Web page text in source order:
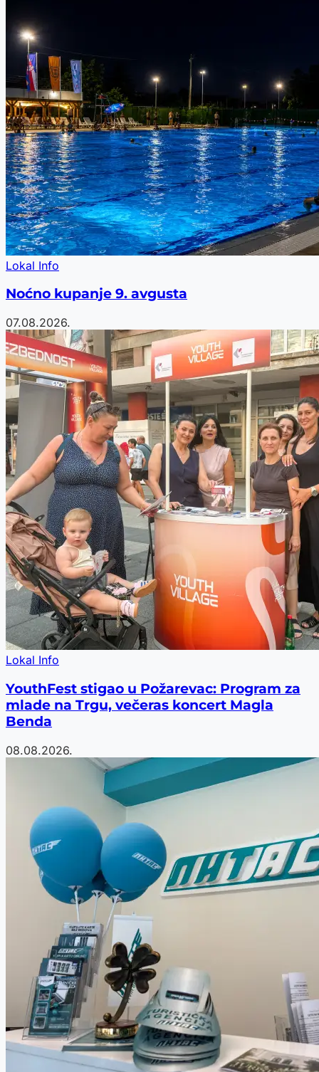
Lokal Info
Noćno kupanje 9. avgusta
07.08.2026.
Lokal Info
YouthFest stigao u Požarevac: Program za
mlade na Trgu, večeras koncert Magla
Benda
08.08.2026.